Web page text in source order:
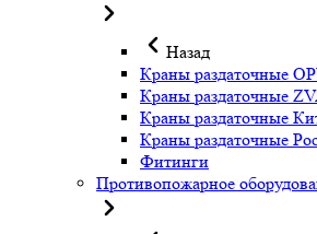
Назад
Краны раздаточные
Краны раздаточные
Краны раздаточные
Краны раздаточные
Фитинги
Противопожарное